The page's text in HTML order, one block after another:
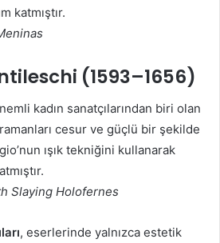
katmıştır.
(1593–1656)
kadın sanatçılarından biri olan
cesur ve güçlü bir şekilde
ışık tekniğini kullanarak
Slaying Holofernes
, eserlerinde yalnızca estetik